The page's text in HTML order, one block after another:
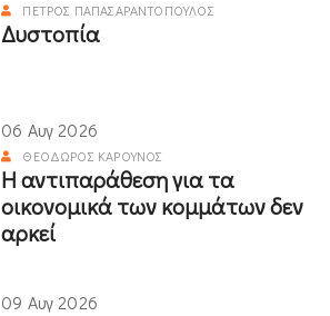
ΠΈΤΡΟΣ ΠΑΠΑΣΑΡΑΝΤΌΠΟΥΛΟΣ
Δυστοπία
06 Αυγ 2026
ΘΕΌΔΩΡΟΣ ΚΑΡΟΎΝΟΣ
Η αντιπαράθεση για τα
οικονομικά των κομμάτων δεν
αρκεί
09 Αυγ 2026